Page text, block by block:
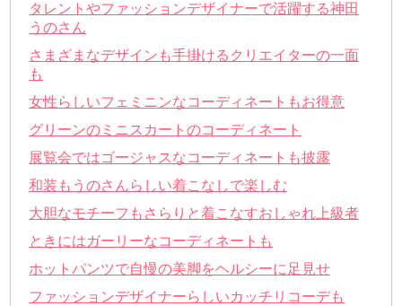
タレントやファッションデザイナーで活躍する神田
うのさん
さまざまなデザインも手掛けるクリエイターの一面
も
女性らしいフェミニンなコーディネートもお得意
グリーンのミニスカートのコーディネート
展覧会ではゴージャスなコーディネートも披露
和装もうのさんらしい着こなしで楽しむ
大胆なモチーフもさらりと着こなすおしゃれ上級者
ときにはガーリーなコーディネートも
ホットパンツで自慢の美脚をヘルシーに足見せ
ファッションデザイナーらしいカッチリコーデも